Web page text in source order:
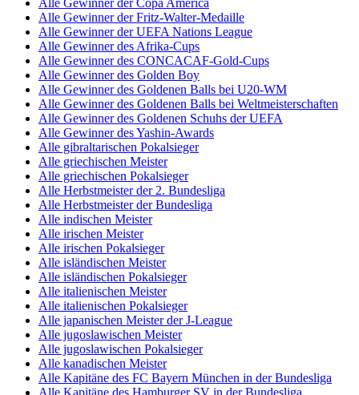
Alle Gewinner der Fritz-Walter-Medaille
Alle Gewinner der UEFA Nations League
Alle Gewinner des Afrika-Cups
Alle Gewinner des CONCACAF-Gold-Cups
Alle Gewinner des Golden Boy
Alle Gewinner des Goldenen Balls bei U20-WM
Alle Gewinner des Goldenen Balls bei Weltmeisterschaften
Alle Gewinner des Goldenen Schuhs der UEFA
Alle Gewinner des Yashin-Awards
Alle gibraltarischen Pokalsieger
Alle griechischen Meister
Alle griechischen Pokalsieger
Alle Herbstmeister der 2. Bundesliga
Alle Herbstmeister der Bundesliga
Alle indischen Meister
Alle irischen Meister
Alle irischen Pokalsieger
Alle isländischen Meister
Alle isländischen Pokalsieger
Alle italienischen Meister
Alle italienischen Pokalsieger
Alle japanischen Meister der J-League
Alle jugoslawischen Meister
Alle jugoslawischen Pokalsieger
Alle kanadischen Meister
Alle Kapitäne des FC Bayern München in der Bundesliga
Alle Kapitäne des Hamburger SV in der Bundesliga